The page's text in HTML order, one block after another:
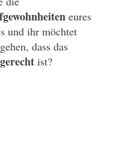
eures
und ihr möchtet
dass das
ist?